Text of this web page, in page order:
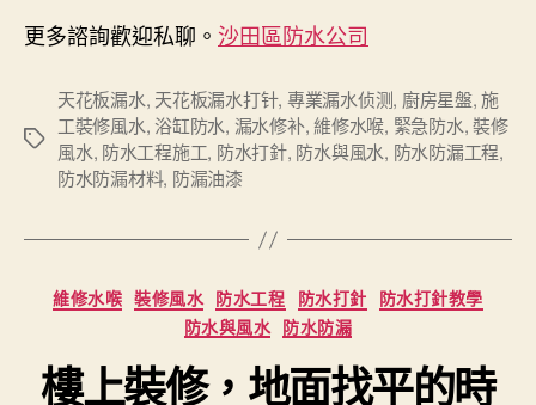
更多諮詢歡迎私聊。 沙田區防水公司
Tags
天花板漏水, 天花板漏水打针, 專業漏水侦测, 廚房星盤,施
工裝修風水, 浴缸防水, 漏水修补,維修水喉, 緊急防水,裝修
風水, 防水工程施工, 防水打針, 防水與風水, 防水防漏工程,
防水防漏材料, 防漏油漆
Categories
維修水喉 裝修風水 防水工程 防水打針 防水打針教學
防水與風水 防水防漏
樓上裝修，地面找平的時